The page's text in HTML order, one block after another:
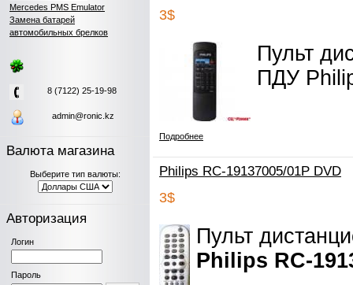
Mercedes PMS Emulator
Замена батарей
автомобильных брелков
8 (7122) 25-19-98
admin@ronic.kz
Валюта магазина
Выберите тип валюты:
Авторизация
Логин
Пароль
3$
Пульт
ПДУ
Подробнее
Philips RC-19137005/01P DVD
3$
Пульт
Philips RC-